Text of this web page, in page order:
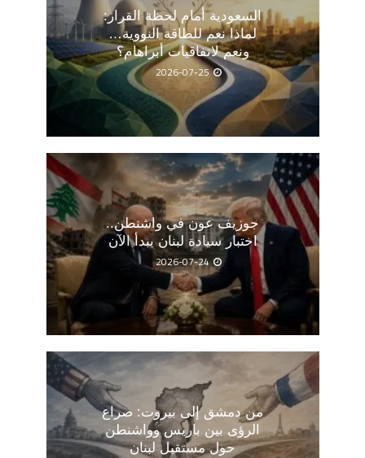
السعودية أمام لحظة القرار:
لماذا نعم للطاقة النووية…
ونعم لاتفاقيات أبراهام؟
2026-07-25
جوزيف عون في واشنطن..
اختبار سيادة لبنان يبدأ الآن
2026-07-24
من دمشق إلى بيروت: صراع
الرؤى بين باريس وواشنطن
حول مستقبل لبنان